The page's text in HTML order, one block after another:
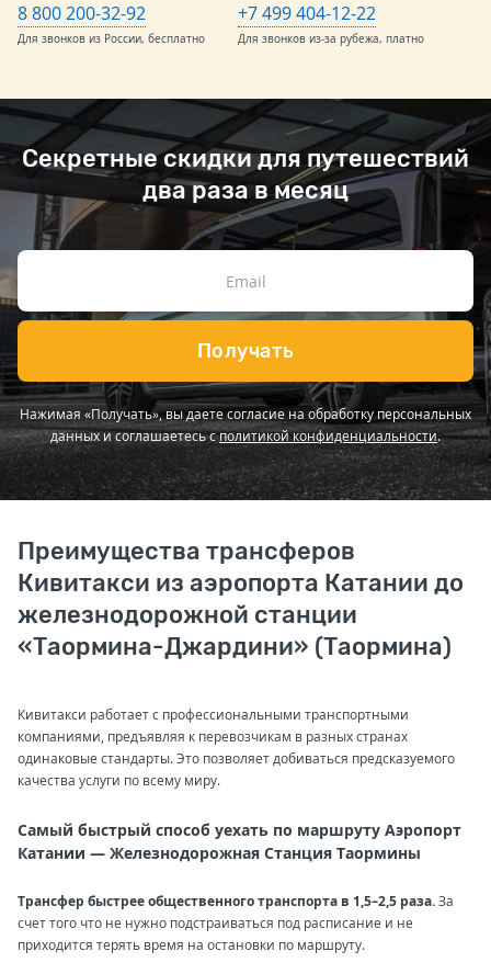
8 800 200-32-92
Для звонков из России, бесплатно
+7 499 404-12-22
Для звонков из-за рубежа, платно
Секретные скидки для путешествий
два раза в месяц
Получать
Нажимая «Получать», вы даете согласие на обработку персональных
данных и соглашаетесь сполитикой конфиденциальности.
Преимущества трансферов
Кивитакси из аэропорта Катании до
железнодорожной станции
«Таормина-Джардини» (Таормина)
Кивитакси работает с профессиональными транспортными
компаниями, предъявляя к перевозчикам в разных странах
одинаковые стандарты. Это позволяет добиваться предсказуемого
качества услуги по всему миру.
Самый быстрый способ уехать по маршруту Аэропорт
Катании — Железнодорожная Станция Таормины
Трансфер быстрее общественного транспорта в 1,5–2,5 раза.За
счет того что не нужно подстраиваться под расписание и не
приходится терять время на остановки по маршруту.